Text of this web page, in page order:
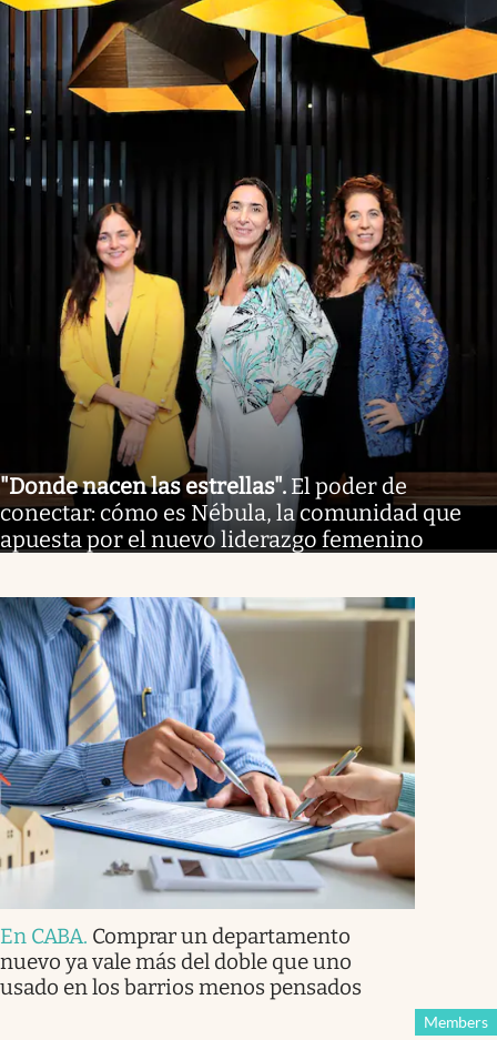
"Donde nacen las estrellas". El poder de
conectar: cómo es Nébula, la comunidad que
apuesta por el nuevo liderazgo femenino
En CABA. Comprar un departamento
nuevo ya vale más del doble que uno
usado en los barrios menos pensados
Members